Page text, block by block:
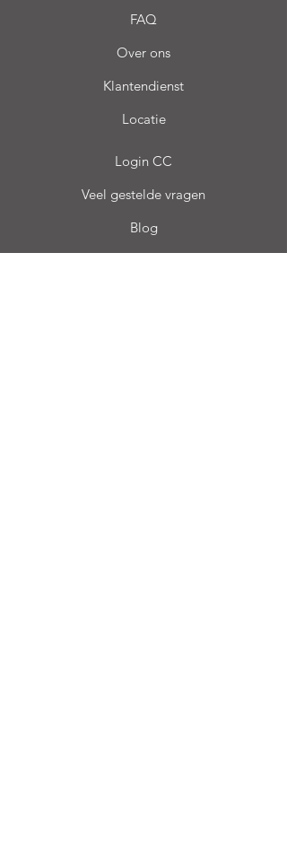
FAQ
Over ons
Klantendienst
Locatie
Login CC
Veel gestelde vragen
Blog